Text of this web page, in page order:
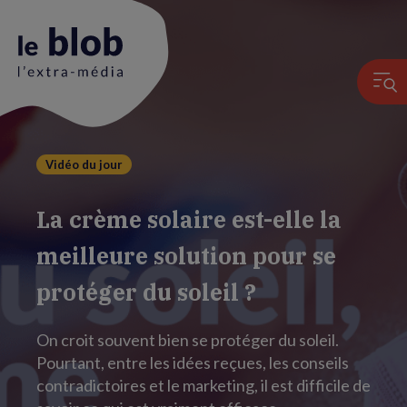
AnimationVidéo du jour
La crème solaire est-elle la
meilleure solution pour se
protéger du soleil ?
On croit souvent bien se protéger du soleil.
Pourtant, entre les idées reçues, les conseils
contradictoires et le marketing, il est difficile de